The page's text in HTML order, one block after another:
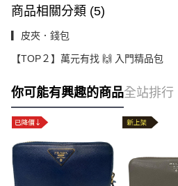
商品相關分類 (5)
▎皮夾．錢包
【TOP２】萬元有找 🙌 入門精品包
你可能有興趣的商品全站排行